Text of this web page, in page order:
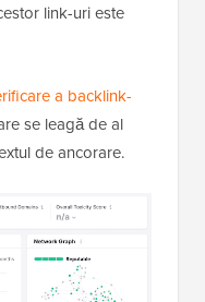
link-uri este
a backlink-
se leagă de al
de ancorare.